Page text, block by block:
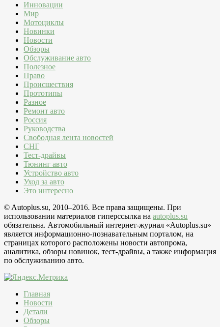
Инновации
Мир
Мотоциклы
Новинки
Новости
Обзоры
Обслуживание авто
Полезное
Право
Происшествия
Прототипы
Разное
Ремонт авто
Россия
Руководства
Свободная лента новостей
СНГ
Тест-драйвы
Тюнинг авто
Устройство авто
Уход за авто
Это интересно
© Autoplus.su, 2010–2016. Все права защищены. При
использовании материалов гиперссылка на autoplus.su
обязательна. Автомобильный интернет-журнал «Autoplus.su»
является информационно-познавательным порталом, на
страницах которого расположены новости автопрома,
аналитика, обзоры новинок, тест-драйвы, а также информация
по обслуживанию авто.
Главная
Новости
Детали
Обзоры